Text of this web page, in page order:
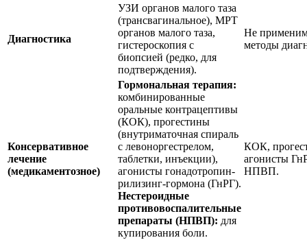
Диагностика
УЗИ органов малого таза
(трансвагинальное), МРТ
органов малого таза,
гистероскопия с
биопсией (редко, для
подтверждения).
Не
методы
Консервативное
лечение
(медикаментозное)
Гормональная терапия:
комбинированные
оральные контрацептивы
(КОК), прогестины
(внутриматочная спираль
с левоноргестрелом,
таблетки, инъекции),
агонисты гонадотропин-
рилизинг-гормона (ГнРГ).
Нестероидные
противовоспалительные
препараты (НПВП): для
купирования боли.
КОК,
агонисты
НПВП.